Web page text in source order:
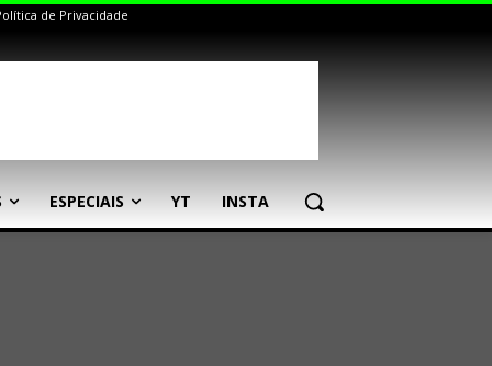
de Privacidade
ESPECIAIS YT INSTA